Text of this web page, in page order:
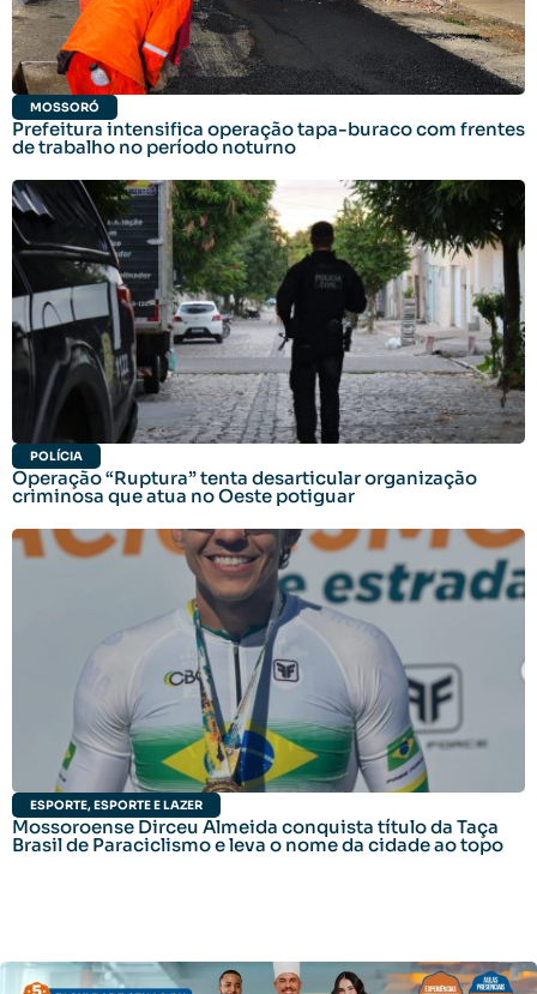
MOSSORÓ
Prefeitura intensifica operação tapa-buraco com frentes
de trabalho no período noturno
POLÍCIA
Operação “Ruptura” tenta desarticular organização
criminosa que atua no Oeste potiguar
ESPORTE,ESPORTE E LAZER
Mossoroense Dirceu Almeida conquista título da Taça
Brasil de Paraciclismo e leva o nome da cidade ao topo